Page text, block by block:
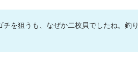
チを狙うも、なぜか二枚貝でしたね。釣り